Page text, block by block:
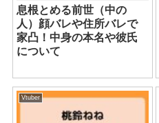
息根とめる前世（中の
人）顔バレや住所バレで
家凸！中身の本名や彼氏
について
Vtuber